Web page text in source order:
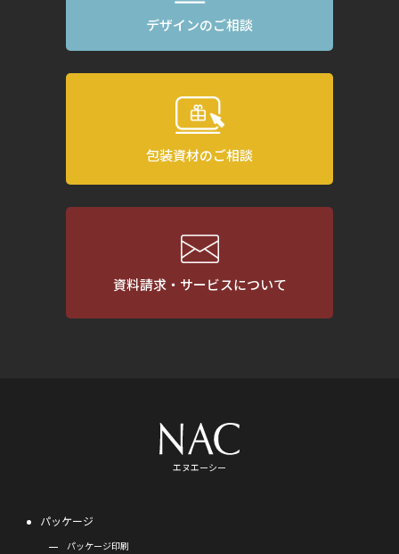
デザインのご相談
包装資材のご相談
資料請求・サービスについて
エヌエーシー
パッケージ
パッケージ印刷